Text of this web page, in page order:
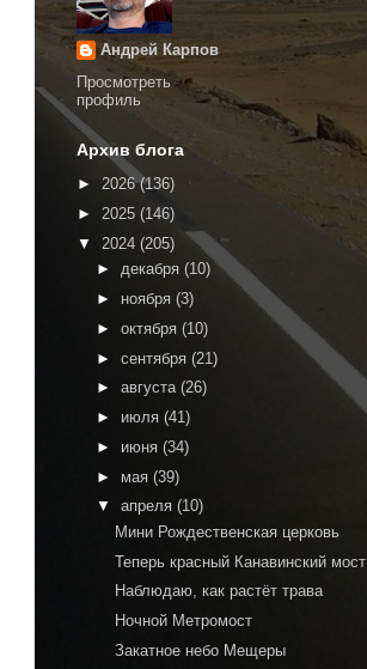
Андрей Карпов
Просмотреть
профиль
Архив блога
► 2026(136)
► 2025 (146)
▼ 2024 (205)
► декабря (10)
► ноября (3)
► октября (10)
► сентября (21)
► августа (26)
► июля (41)
► июня (34)
► мая (39)
▼ апреля (10)
Мини Рождественская церковь
Теперь красный Канавинский мост
Наблюдаю, как растёт трава
Ночной Метромост
Закатное небо Мещеры